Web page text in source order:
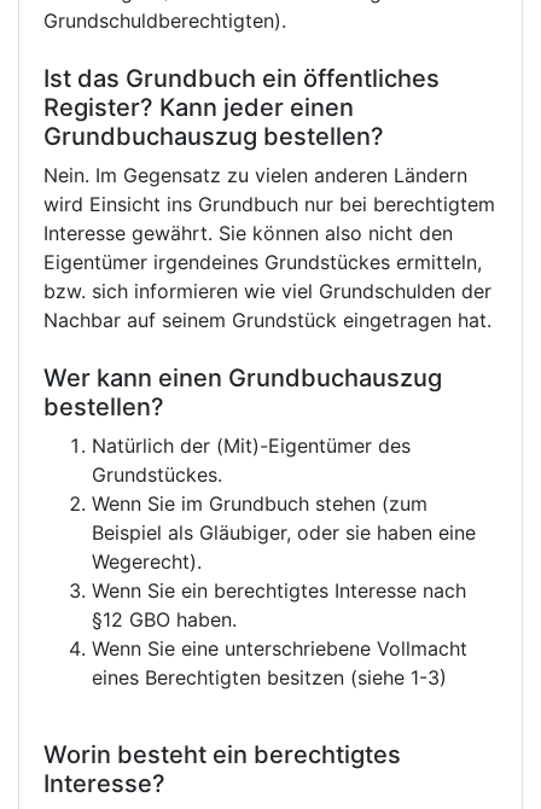
Grundschuldberechtigten).
Ist das Grundbuch ein öffentliches
Register? Kann jeder einen
Grundbuchauszug bestellen?
Nein. Im Gegensatz zu vielen anderen Ländern
wird Einsicht ins Grundbuch nur bei berechtigtem
Interesse gewährt. Sie können also nicht den
Eigentümer irgendeines Grundstückes ermitteln,
bzw. sich informieren wie viel Grundschulden der
Nachbar auf seinem Grundstück eingetragen hat.
Wer kann einen Grundbuchauszug
bestellen?
Natürlich der (Mit)-Eigentümer des
Grundstückes.
Wenn Sie im Grundbuch stehen (zum
Beispiel als Gläubiger, oder sie haben eine
Wegerecht).
Wenn Sie ein berechtigtes Interesse nach
§12 GBO haben.
Wenn Sie eine unterschriebene Vollmacht
eines Berechtigten besitzen (siehe 1-3)
Worin besteht ein berechtigtes
Interesse?